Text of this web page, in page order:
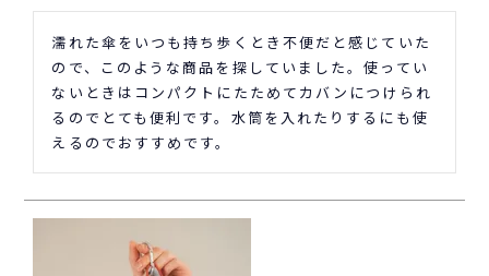
濡れた傘をいつも持ち歩くとき不便だと感じていた
ので、このような商品を探していました。使ってい
ないときはコンパクトにたためてカバンにつけられ
るのでとても便利です。水筒を入れたりするにも使
えるのでおすすめです。